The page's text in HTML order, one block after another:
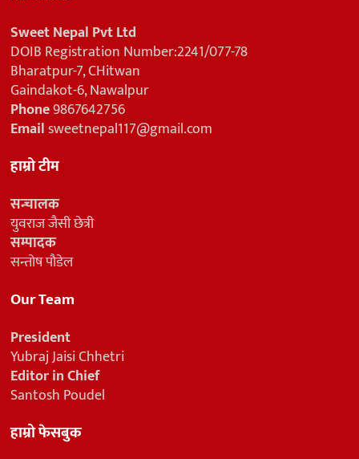
Sweet Nepal Pvt Ltd
DOIB Registration Number:2241/077-78
Bharatpur-7, CHitwan
Gaindakot-6, Nawalpur
Phone9867642756
Emailsweetnepal117@gmail.com
हाम्रो टीम
सन्चालक
युवराज जैसी छेत्री
सम्पादक
सन्तोष पौडेल
Our Team
President
Yubraj Jaisi Chhetri
Editor in Chief
Santosh Poudel
हाम्रो फेसबुक